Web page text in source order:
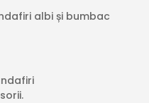
albi și bumbac